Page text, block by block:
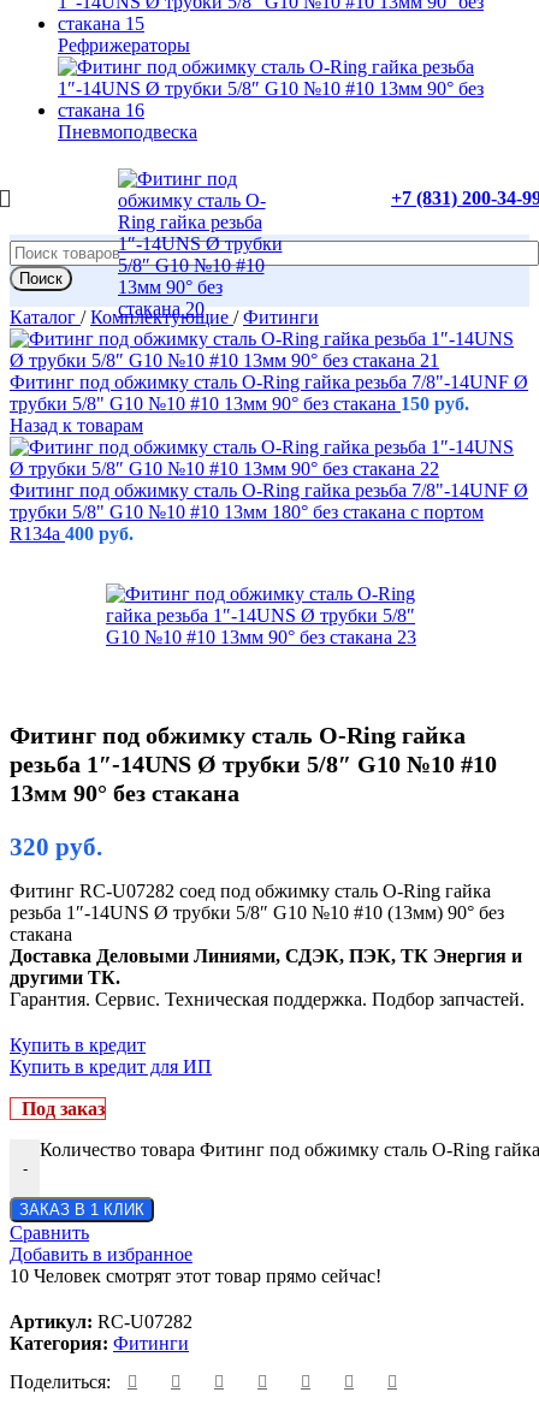
Рефрижераторы
Пневмоподвеска
+7 (831) 200-34-
Поиск
Каталог / Комплектующие / Фитинги
Фитинг под обжимку сталь O-Ring гайка резьба 7/8"-14UNF Ø
трубки 5/8" G10 №10 #10 13мм 90° без стакана 150 руб.
Назад к товарам
Фитинг под обжимку сталь O-Ring гайка резьба 7/8"-14UNF Ø
трубки 5/8" G10 №10 #10 13мм 180° без стакана с портом
R134a 400 руб.
Фитинг под обжимку сталь O-Ring гайка
резьба 1″-14UNS Ø трубки 5/8″ G10 №10 #10
13мм 90° без стакана
320 руб.
Фитинг RC-U07282 соед под обжимку сталь O-Ring гайка
резьба 1″-14UNS Ø трубки 5/8″ G10 №10 #10 (13мм) 90° без
стакана
Доставка Деловыми Линиями, СДЭК, ПЭК, ТК Энергия и
другими ТК.
Гарантия. Сервис. Техническая поддержка. Подбор запчастей.
Купить в кредит
Купить в кредит для ИП
Под заказ
-
Количество товара Фитинг под обжимку сталь O-Ring
ЗАКАЗ В 1 КЛИК
Сравнить
Добавить в избранное
10 Человек смотрят этот товар прямо сейчас!
Артикул: RC-U07282
Категория: Фитинги
Поделиться: